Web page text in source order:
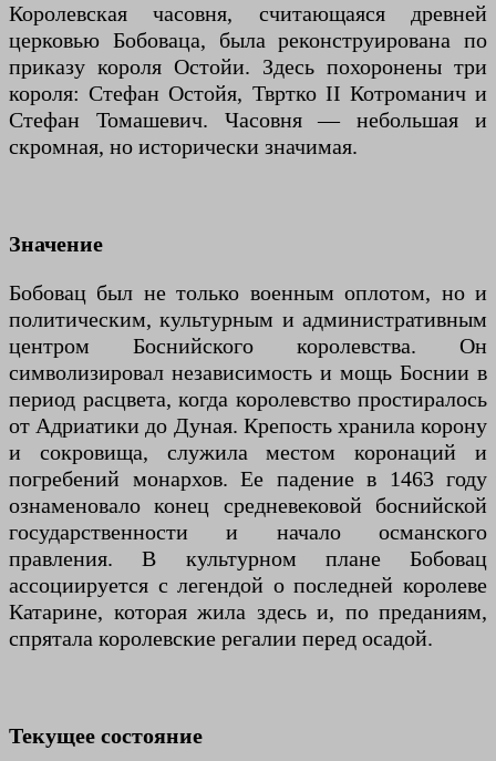
Королевская часовня, считающаяся древней
церковью Бобоваца, была реконструирована по
приказу короля Остойи. Здесь похоронены три
короля: Стефан Остойя, Твртко II Котроманич и
Стефан Томашевич. Часовня — небольшая и
скромная, но исторически значимая.
Значение
Бобовац был не только военным оплотом, но и
политическим, культурным и административным
центром Боснийского королевства. Он
символизировал независимость и мощь Боснии в
период расцвета, когда королевство простиралось
от Адриатики до Дуная. Крепость хранила корону
и сокровища, служила местом коронаций и
погребений монархов. Ее падение в 1463 году
ознаменовало конец средневековой боснийской
государственности и начало османского
правления. В культурном плане Бобовац
ассоциируется с легендой о последней королеве
Катарине, которая жила здесь и, по преданиям,
спрятала королевские регалии перед осадой.
Текущее состояние